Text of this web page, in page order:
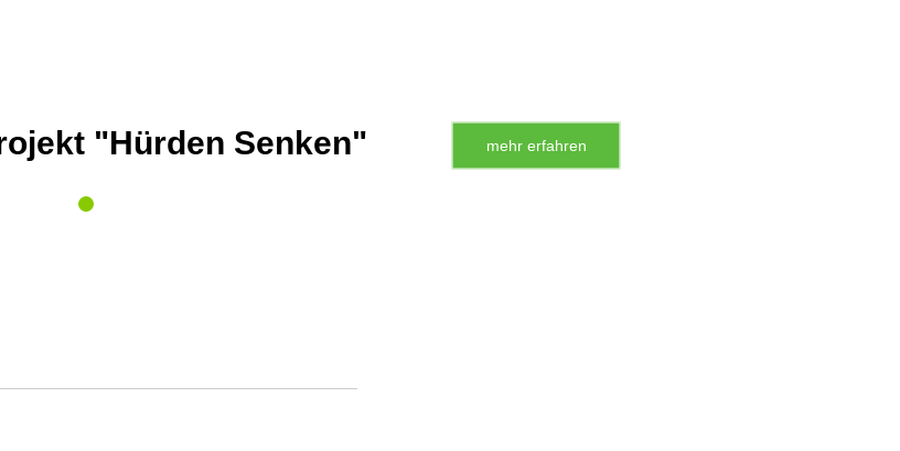
mehr erfahren
"Hürden Senken"